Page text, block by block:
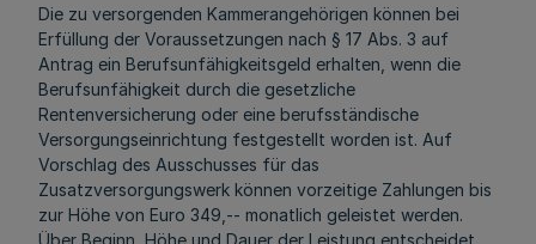
Die zu versorgenden Kammerangehörigen können bei
Erfüllung der Voraussetzungen nach § 17 Abs. 3 auf
Antrag ein Berufsunfähigkeitsgeld erhalten, wenn die
Berufsunfähigkeit durch die gesetzliche
Rentenversicherung oder eine berufsständische
Versorgungseinrichtung festgestellt worden ist. Auf
Vorschlag des Ausschusses für das
Zusatzversorgungswerk können vorzeitige Zahlungen bis
zur Höhe von Euro 349,-- monatlich geleistet werden.
Über Beginn, Höhe und Dauer der Leistung entscheidet